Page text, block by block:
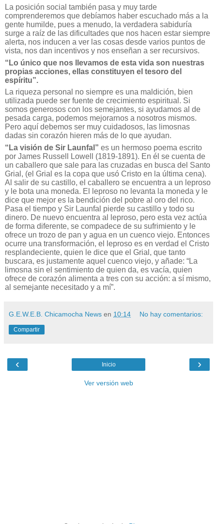
La posición social también pasa y muy tarde
comprenderemos que debíamos haber escuchado más a la
gente humilde, pues a menudo, la verdadera sabiduría
surge a raíz de las dificultades que nos hacen estar siempre
alerta, nos inducen a ver las cosas desde varios puntos de
vista, nos dan incentivos y nos enseñan a ser recursivos.
“Lo único que nos llevamos de esta vida son nuestras
propias acciones, ellas constituyen el tesoro del
espíritu”.
La riqueza personal no siempre es una maldición, bien
utilizada puede ser fuente de crecimiento espiritual. Si
somos generosos con los semejantes, si ayudamos al de
pesada carga, podemos mejorarnos a nosotros mismos.
Pero aquí debemos ser muy cuidadosos, las limosnas
dadas sin corazón hieren más de lo que ayudan.
“La visión de Sir Launfal” es un hermoso poema escrito
por James Russell Lowell (1819-1891). En él se cuenta de
un caballero que sale para las cruzadas en busca del Santo
Grial, (el Grial es la copa que usó Cristo en la última cena).
Al salir de su castillo, el caballero se encuentra a un leproso
y le bota una moneda. El leproso no levanta la moneda y le
dice que mejor es la bendición del pobre al oro del rico.
Pasa el tiempo y Sir Launfal pierde su castillo y todo su
dinero. De nuevo encuentra al leproso, pero esta vez actúa
de forma diferente, se compadece de su sufrimiento y le
ofrece un trozo de pan y agua en un cuenco viejo. Entonces
ocurre una transformación, el leproso es en verdad el Cristo
resplandeciente, quien le dice que el Grial, que tanto
buscara, es justamente aquel cuenco viejo, y añade: “La
limosna sin el sentimiento de quien da, es vacía, quien
ofrece de corazón alimenta a tres con su acción: a sí mismo,
al semejante necesitado y a mí”.
G.E.W.E.B. Chicamocha News en 10:14 No hay comentarios:
Compartir
‹ ›
Inicio
Ver versión web